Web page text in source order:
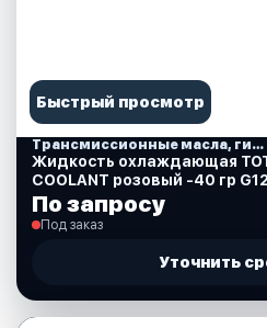
Быстрый просмотр
Трансмиссионные масла, гидравлические, смазки, спреи, краски, аксессуары
Жидкость охлаждающая
COOLANT розовый -40 гр
По запросу
Под заказ
Уточнить